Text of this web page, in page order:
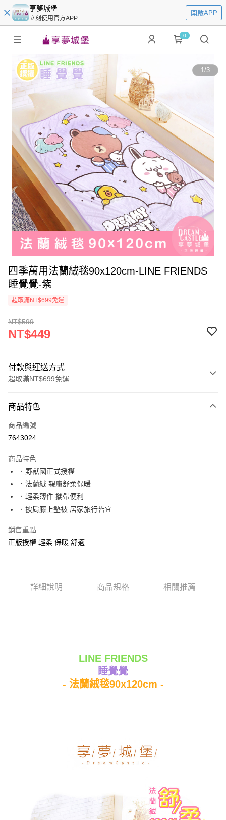
享夢城堡
立刻使用官方APP
開啟APP
0
1/3
四季萬用法蘭絨毯90x120cm-LINE FRIENDS
睡覺覺-紫
超取滿NT$699免運
NT$599
NT$449
付款與運送方式
超取滿NT$699免運
信用卡一次付款
超商取貨付款
Apple Pay
街口支付
悠遊付
Google Pay
ATM付款
全家★依產品說明
每筆NT$80，滿NT$699(含以上)免運費
商品特色
商品編號
7643024
商品特色
．野獸國正式授權
．法蘭絨 親膚舒柔保暖
．輕柔薄件 攜帶便利
．披肩膝上墊被 居家旅行皆宜
銷售重點
正版授權 輕柔 保暖 舒適
詳細說明 商品規格 相關推薦
LINE FRIENDS
睡覺覺
- 法蘭絨毯90x120cm -